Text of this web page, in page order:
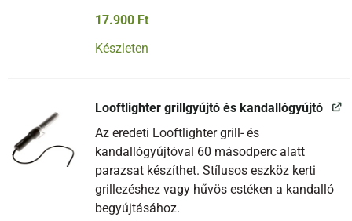
17.900 Ft
Készleten
Looftlighter grillgyújtó és kandallógyújtó
Az eredeti Looftlighter grill- és
kandallógyújtóval 60 másodperc alatt
parazsat készíthet. Stílusos eszköz kerti
grillezéshez vagy hűvös estéken a kandalló
begyújtásához.